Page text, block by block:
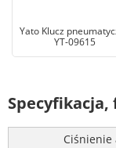
Yato Klucz
YT-09615
Specyfikacja,
Ciśnienie